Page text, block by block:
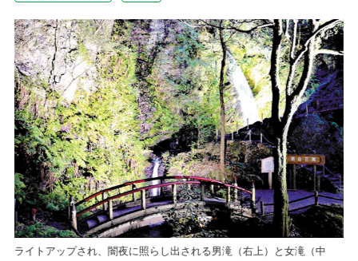
ライトアップされ、闇夜に照らし出される男滝（右上）と女滝（中